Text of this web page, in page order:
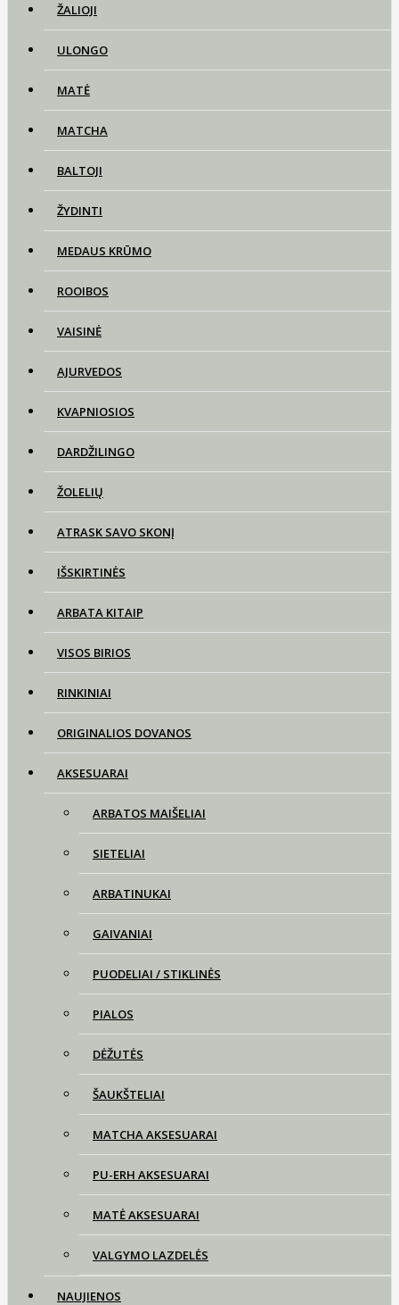
ŽALIOJI
ULONGO
MATĖ
MATCHA
BALTOJI
ŽYDINTI
MEDAUS KRŪMO
ROOIBOS
VAISINĖ
AJURVEDOS
KVAPNIOSIOS
DARDŽILINGO
ŽOLELIŲ
ATRASK SAVO SKONĮ
IŠSKIRTINĖS
ARBATA KITAIP
VISOS BIRIOS
RINKINIAI
ORIGINALIOS DOVANOS
AKSESUARAI
ARBATOS MAIŠELIAI
SIETELIAI
ARBATINUKAI
GAIVANIAI
PUODELIAI / STIKLINĖS
PIALOS
DĖŽUTĖS
ŠAUKŠTELIAI
MATCHA AKSESUARAI
PU-ERH AKSESUARAI
MATĖ AKSESUARAI
VALGYMO LAZDELĖS
NAUJIENOS